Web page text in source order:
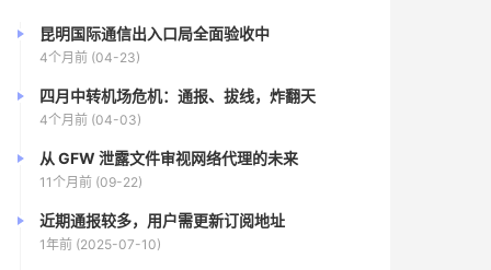
昆明国际通信出入口局全面验收中
4个月前 (04-23)
四月中转机场危机：通报、拔线，炸翻天
4个月前 (04-03)
从 GFW 泄露文件审视网络代理的未来
11个月前 (09-22)
近期通报较多，用户需更新订阅地址
1年前 (2025-07-10)